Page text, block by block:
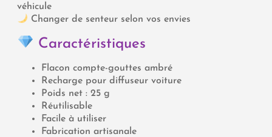
véhicule
Changer de senteur selon vos envies
Caractéristiques
Flacon compte-gouttes ambré
Recharge pour diffuseur voiture
Poids net : 25 g
Réutilisable
Facile à utiliser
Fabrication artisanale